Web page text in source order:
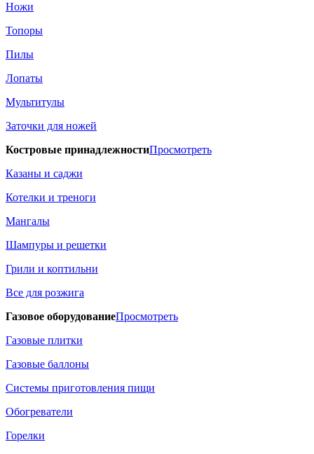
Ножи
Топоры
Пилы
Лопаты
Мультитулы
Заточки для ножей
Костровые принадлежностиПросмотреть
Казаны и саджи
Котелки и треноги
Мангалы
Шампуры и решетки
Грили и коптильни
Все для розжига
Газовое оборудованиеПросмотреть
Газовые плитки
Газовые баллоны
Системы приготовления пищи
Обогреватели
Горелки